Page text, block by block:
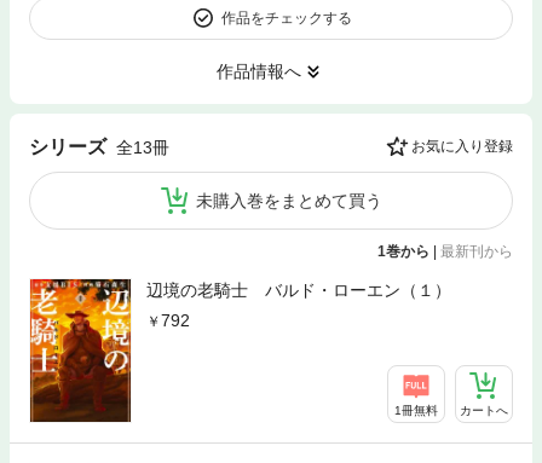
作品をチェックする
作品情報へ
シリーズ 全13冊 お気に入り登録
未購入巻をまとめて買う
1巻から 最新刊から
辺境の老騎士 バルド・ローエン（１）
792
1冊無料 カートへ